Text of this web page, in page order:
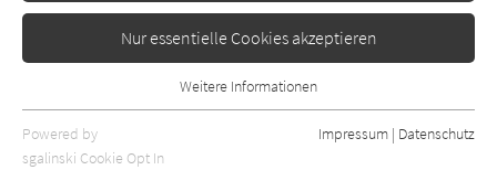
Nur essentielle Cookies akzeptieren
Essentielle Cookies werden für grundlegende Funktionen der
Webseite benötigt. Dadurch ist gewährleistet, dass die Webseite
Weitere Informationen
Powered by
sgalinski Cookie Opt In
Impressum | Datenschutz